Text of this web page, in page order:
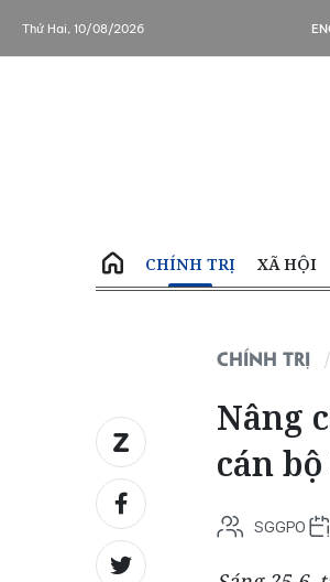
Thứ Hai, 10/08/2026
CHÍNH TRỊ XÃ HỘI
CHÍNH TRỊ
Nâng
cán
SGGPO